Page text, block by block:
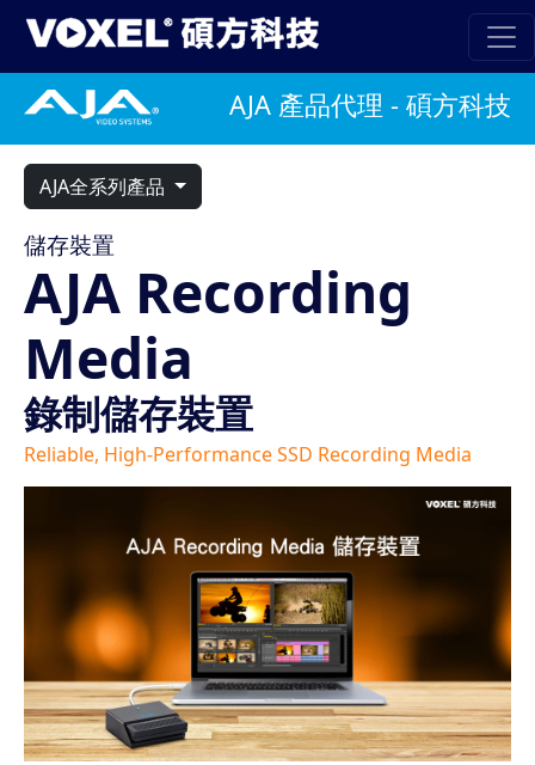
AJA 產品代理 - 碩方科技
AJA全系列產品
儲存裝置
AJA Recording
Media
錄制儲存裝置
Reliable, High-Performance SSD Recording Media